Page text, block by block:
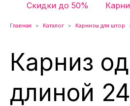
Скидки до 50%
Главная Каталог Карнизы для штор
Карниз
длиной